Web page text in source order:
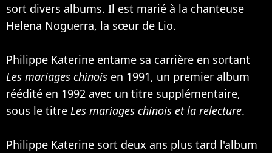
sort divers albums. Il est marié à la chanteuse
Helena Noguerra, la sœur de Lio.
Philippe Katerine entame sa carrière en sortant
Les mariages chinois en 1991, un premier album
réédité en 1992 avec un titre supplémentaire,
sous le titre Les mariages chinois et la relecture.
Philippe Katerine sort deux ans plus tard l'album